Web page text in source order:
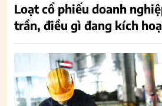
Loạt cổ phiếu doanh
trần, điều gì đang kích